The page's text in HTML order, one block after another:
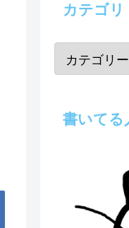
カテゴリ
書いてる